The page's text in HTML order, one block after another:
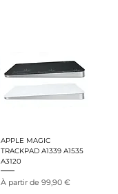
APPLE MAGIC
TRACKPAD A1339 A1535
A3120
À partir de 99,90 €
Prix promotionnel